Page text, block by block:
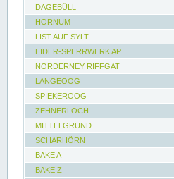
DAGEBÜLL
HÖRNUM
LIST AUF SYLT
EIDER-SPERRWERK AP
NORDERNEY RIFFGAT
LANGEOOG
SPIEKEROOG
ZEHNERLOCH
MITTELGRUND
SCHARHÖRN
BAKE A
BAKE Z